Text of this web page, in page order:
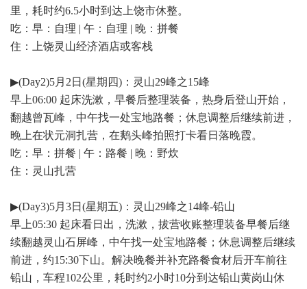
里，耗时约6.5小时到达上饶市休整。
吃：早：自理 | 午：自理 | 晚：拼餐
住：上饶灵山经济酒店或客栈
▶(Day2)5月2日(星期四)：灵山29峰之15峰
早上06:00 起床洗漱，早餐后整理装备，热身后登山开始，
翻越曾瓦峰，中午找一处宝地路餐；休息调整后继续前进，
晚上在状元洞扎营，在鹅头峰拍照打卡看日落晚霞。
吃：早：拼餐 | 午：路餐 | 晚：野炊
住：灵山扎营
▶(Day3)5月3日(星期五)：灵山29峰之14峰-铅山
早上05:30 起床看日出，洗漱，拔营收账整理装备早餐后继
续翻越灵山石屏峰，中午找一处宝地路餐；休息调整后继续
前进，约15:30下山。解决晚餐并补充路餐食材后开车前往
铅山，车程102公里，耗时约2小时10分到达铅山黄岗山休